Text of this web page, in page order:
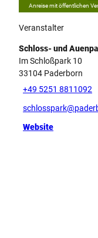
Anreise mit öffentlichen
Veranstalter
Schloss- und
Im Schloßpark 10
33104 Paderborn
+49 5251 8811092
Website